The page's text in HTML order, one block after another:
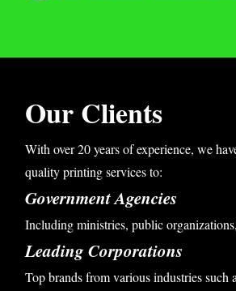
Our Clients
With over 20 years of experience, we
quality printing services to:
Government Agencies
Including ministries, public
Leading Corporations
Top brands from various industries such